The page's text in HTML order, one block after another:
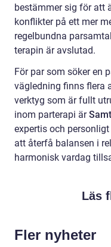
bestämmer sig för att
konflikter på ett mer
regelbundna
terapin är avslutad.
För par som söker en
vägledning finns flera
verktyg som är fullt
inom parterapi är
expertis och
att återfå balansen i
harmonisk vardag
Läs
Fler nyheter